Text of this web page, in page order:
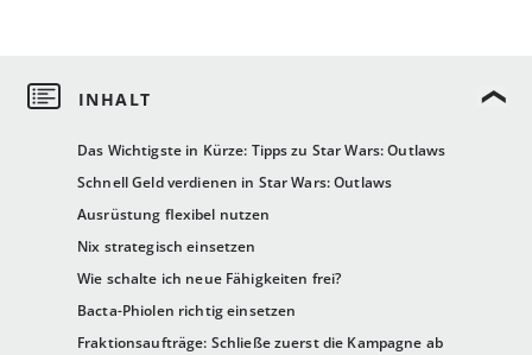
Das Wichtigste in Kürze: Tipps zu Star Wars: Outlaws
Schnell Geld verdienen in Star Wars: Outlaws
Ausrüstung flexibel nutzen
Nix strategisch einsetzen
Wie schalte ich neue Fähigkeiten frei?
Bacta-Phiolen richtig einsetzen
Fraktionsaufträge: Schließe zuerst die Kampagne ab